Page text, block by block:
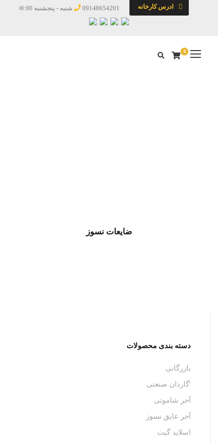
ادرس کارخانه 09148654201 شنبه - پنجشنبه 08:00 - 19:00
0
ضایعات نسوز
دسته بندی محصولات
بازرگانی
'گاردان صنعتی
آجر شاموتی
آجر عایق نسوز
اسلاید گیت